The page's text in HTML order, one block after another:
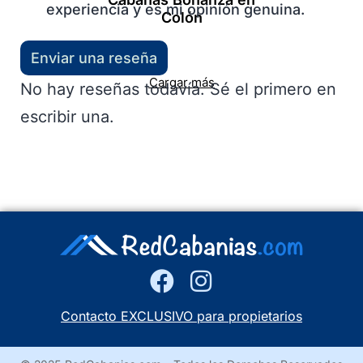
Colón
Cargar más
experiencia y es mi opinión genuina.
Enviar una reseña
No hay reseñas todavía. Sé el primero en
escribir una.
Contacto EXCLUSIVO para propietarios